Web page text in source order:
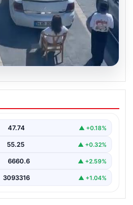
Önünde Park İhlali
Anlara Sahne Oldu
bulunan bir kafede çalışan…
47.74 ▲ +0.18%
55.25 ▲ +0.32%
6660.6 ▲ +2.59%
3093316 ▲ +1.04%